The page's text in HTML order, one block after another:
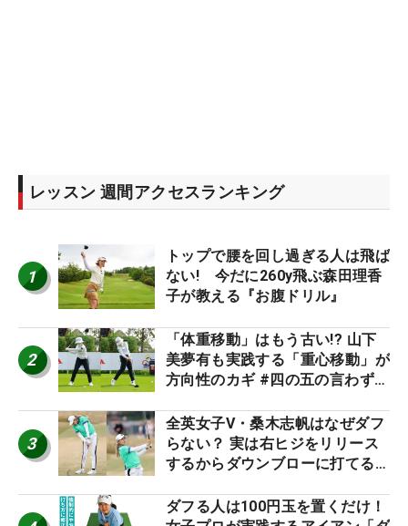
レッスン 週間アクセスランキング
1
トップで腰を回し過ぎる人は飛ば
ない! 今だに260y飛ぶ森田理香
子が教える『お腹ドリル』
2
「体重移動」はもう古い!? 山下
美夢有も実践する「重心移動」が
方向性のカギ #四の五の言わず振
3
全英女子V・桑木志帆はなぜダフ
らない？ 実は右ヒジをリリース
するからダウンブローに打てる #
ダフる人は100円玉を置くだけ！